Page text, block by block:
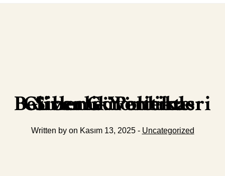
Siber Güvenlikte Güvenlik Politikası Belirleme Yöntemleri
Written by on Kasım 13, 2025 - Uncategorized